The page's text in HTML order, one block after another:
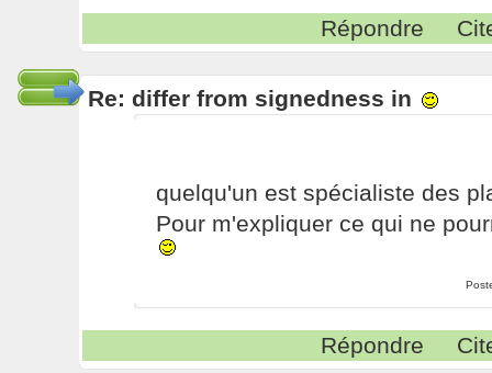
Répondre
Re: differ from signedness in
quelqu'un est spécialiste des
Pour m'expliquer ce qui ne
Répondre